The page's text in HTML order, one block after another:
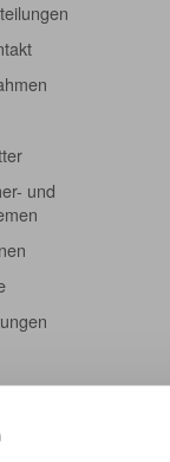
und